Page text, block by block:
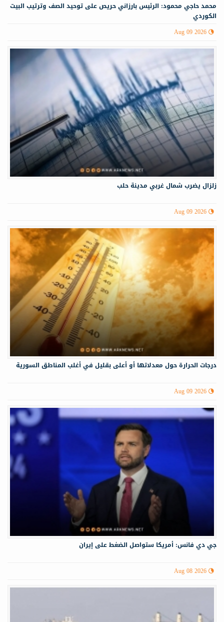
محمد حاجي محمود: الرئيس بارزاني حريص على توحيد الصف وترتيب البيت
الكوردي
Aug 09 2026
زلزال يضرب شمال غربي ‏مدينة حلب
Aug 09 2026
درجات الحرارة حول معدلاتها أو أعلى بقليل في أغلب المناطق السورية
Aug 09 2026
جي دي فانس: أمريكا ستواصل الضغط على إيران
Aug 08 2026